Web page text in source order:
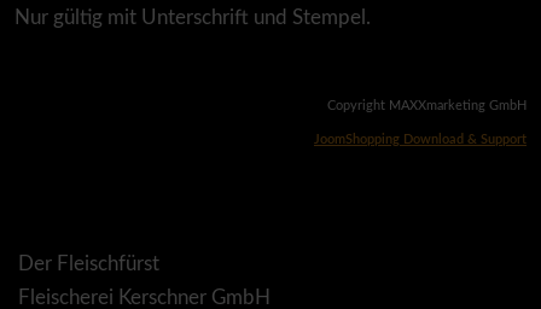
Nur gültig mit Unterschrift und Stempel.
Copyright MAXXmarketing GmbH
JoomShopping Download & Support
Der Fleischfürst
Fleischerei Kerschner GmbH